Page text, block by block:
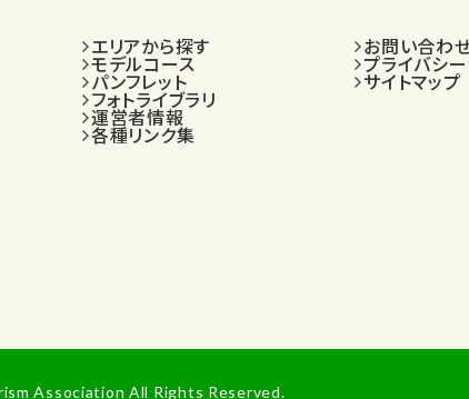
エリアから探す
モデルコース
パンフレット
フォトライブラリ
運営者情報
各種リンク集
お問い合わ
プライバシ
サイトマップ
Association All Rights Reserved.